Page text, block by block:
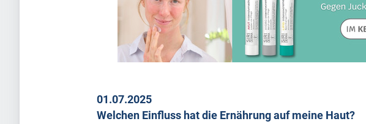
01.07.2025
Welchen Einfluss hat die Ernährung auf meine Haut?